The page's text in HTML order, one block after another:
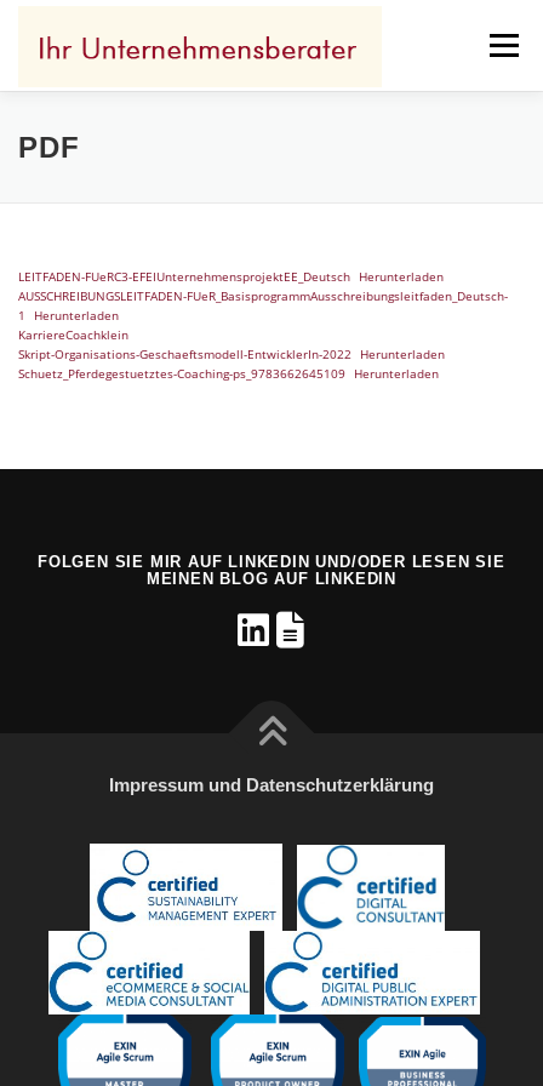
springen
Menü
IHR ERFOLG
PDF
LEITFADEN-FUeRC3-EFEIUnternehmensprojektEE_Deutsch
Herunterladen
AUSSCHREIBUNGSLEITFADEN-FUeR_BasisprogrammAusschreibungsleitfaden_Deutsch-
1
Herunterladen
KarriereCoachklein
Skript-Organisations-Geschaeftsmodell-EntwicklerIn-2022
Herunterladen
Schuetz_Pferdegestuetztes-Coaching-ps_9783662645109
Herunterladen
FOLGEN SIE MIR AUF LINKEDIN UND/ODER LESEN SIE
MEINEN BLOG AUF LINKEDIN
Impressum und Datenschutzerklärung